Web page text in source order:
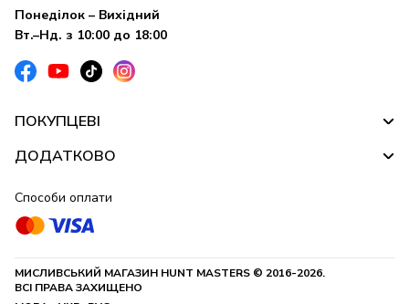
Понеділок – Вихідний
Вт.–Нд. з 10:00 до 18:00
ПОКУПЦЕВІ
ДОДАТКОВО
Способи оплати
МИСЛИВСЬКИЙ МАГАЗИН HUNT MASTERS © 2016-2026.
ВСІ ПРАВА ЗАХИЩЕНО